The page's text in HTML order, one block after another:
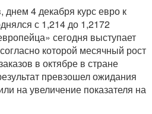
4 декабря курс евро к
с 1,214 до 1,2172
сегодня выступает
которой месячный рост
в октябре в стране
превзошел ожидания
на увеличение показателя на